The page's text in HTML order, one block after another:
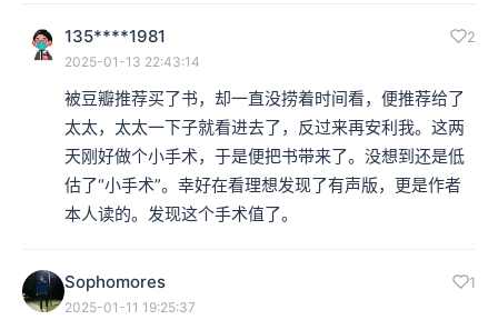
135****1981 2
2025-01-13 22:43:14
被豆瓣推荐买了书，却一直没捞着时间看，便推荐给了
太太，太太一下子就看进去了，反过来再安利我。这两
天刚好做个小手术，于是便把书带来了。没想到还是低
估了“小手术”。幸好在看理想发现了有声版，更是作者
本人读的。发现这个手术值了。
Sophomores 1
2025-01-11 19:25:37